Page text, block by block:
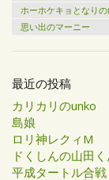
ホーホケキョとなり
思い出のマーニー
最近の投稿
カリカリのunko
島娘
ロリ神レクィM
ドくしんの山田
平成タートル合戦